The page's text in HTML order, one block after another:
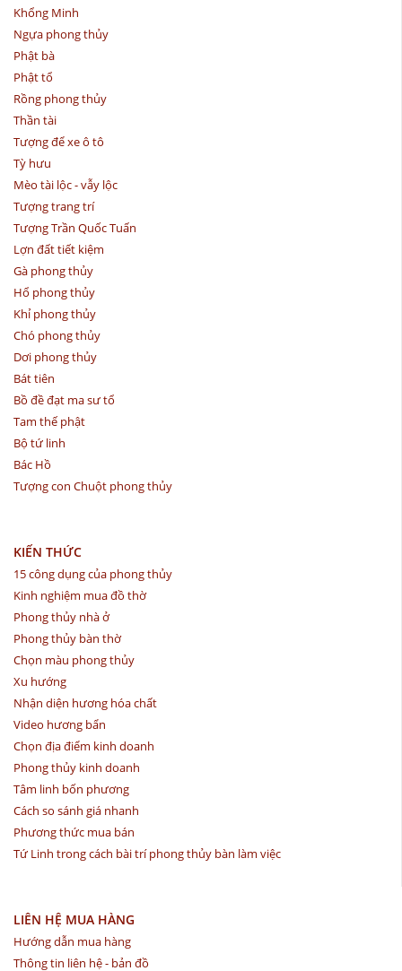
Khổng Minh
Ngựa phong thủy
Phật bà
Phật tổ
Rồng phong thủy
Thần tài
Tượng để xe ô tô
Tỳ hưu
Mèo tài lộc - vẫy lộc
Tượng trang trí
Tượng Trần Quốc Tuấn
Lợn đất tiết kiệm
Gà phong thủy
Hổ phong thủy
Khỉ phong thủy
Chó phong thủy
Dơi phong thủy
Bát tiên
Bồ đề đạt ma sư tổ
Tam thế phật
Bộ tứ linh
Bác Hồ
Tượng con Chuột phong thủy
KIẾN THỨC
15 công dụng của phong thủy
Kinh nghiệm mua đồ thờ
Phong thủy nhà ở
Phong thủy bàn thờ
Chọn màu phong thủy
Xu hướng
Nhận diện hương hóa chất
Video hương bẩn
Chọn địa điểm kinh doanh
Phong thủy kinh doanh
Tâm linh bốn phương
Cách so sánh giá nhanh
Phương thức mua bán
Tứ Linh trong cách bài trí phong thủy bàn làm việc
LIÊN HỆ MUA HÀNG
Hướng dẫn mua hàng
Thông tin liên hệ - bản đồ